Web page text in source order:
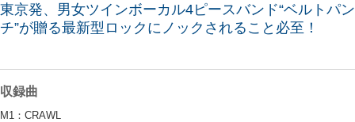
東京発、男女ツインボーカル4ピースバンド“ベルトパン
チ”が贈る最新型ロックにノックされること必至！
収録曲
M1：CRAWL